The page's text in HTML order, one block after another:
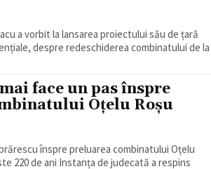
a vorbit la lansarea proiectului său de țară
despre redeschiderea combinatului de la
face un pas înspre
Oțelu Roșu
înspre preluarea combinatului Oțelu
220 de ani Instanța de judecată a respins